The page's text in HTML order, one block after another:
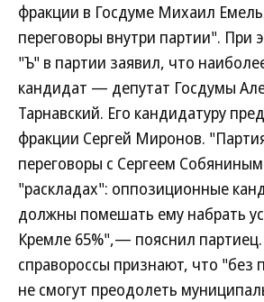
фракции в Госдуме Михаил
переговоры внутри партии". При
"Ъ" в партии заявил, что
кандидат — депутат Госдумы
Тарнавский. Его кандидатуру
фракции Сергей Миронов.
переговоры с Сергеем
"раскладах": оппозиционные
должны помешать ему набрать
Кремле 65%",— пояснил
справороссы признают, что "без
не смогут преодолеть